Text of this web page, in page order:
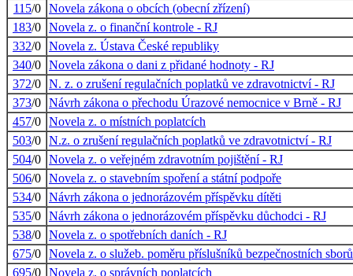
115/0 Novela zákona o obcích (obecní zřízení)
183/0 Novela z. o finanční kontrole - RJ
332/0 Novela z. Ústava České republiky
340/0 Novela zákona o dani z přidané hodnoty - RJ
372/0 N. z. o zrušení regulačních poplatků ve zdravotnictví - RJ
373/0 Návrh zákona o přechodu Úrazové nemocnice v Brně - RJ
457/0 Novela z. o místních poplatcích
503/0 N.z. o zrušení regulačních poplatků ve zdravotnictví - RJ
504/0 Novela z. o veřejném zdravotním pojištění - RJ
506/0 Novela z. o stavebním spoření a státní podpoře
534/0 Návrh zákona o jednorázovém příspěvku dítěti
535/0 Návrh zákona o jednorázovém příspěvku důchodci - RJ
538/0 Novela z. o spotřebních daních - RJ
675/0 Novela z. o služeb. poměru příslušníků bezpečnostních sborů
695/0 Novela z. o správních poplatcích